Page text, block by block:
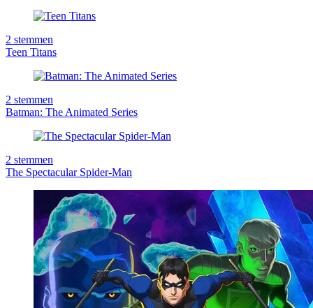
2 stemmen
Teen Titans
2 stemmen
Batman: The Animated Series
2 stemmen
The Spectacular Spider-Man